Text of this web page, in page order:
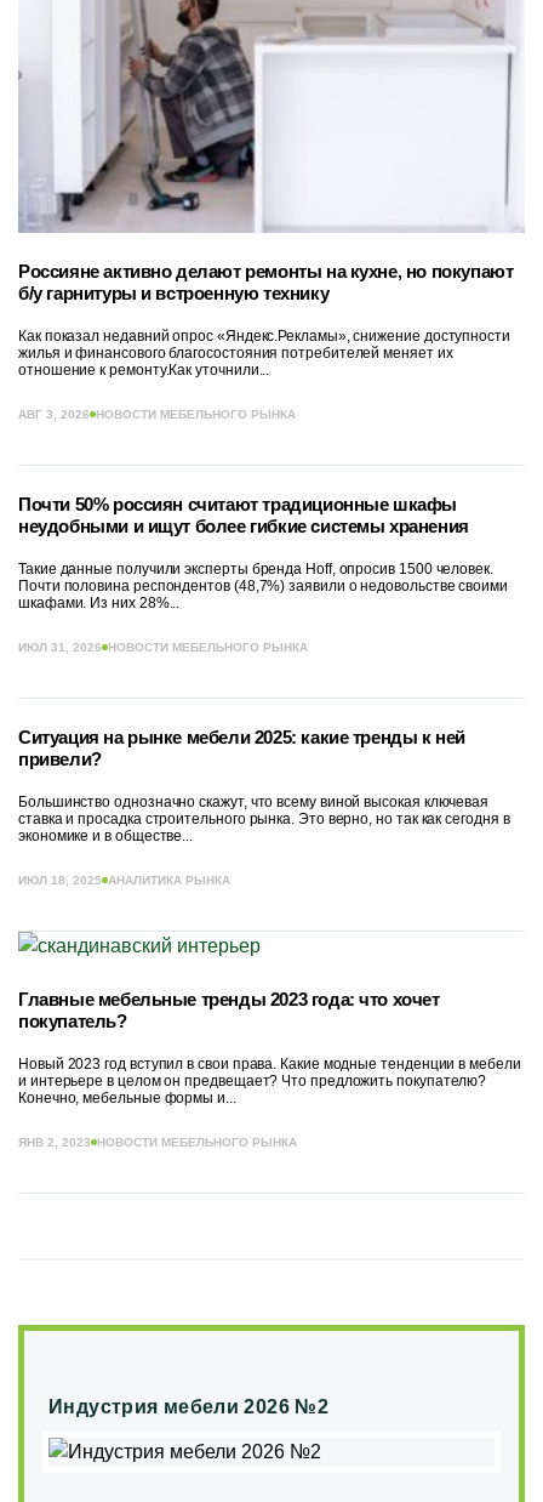
Россияне активно делают ремонты на кухне, но покупают
б/у гарнитуры и встроенную технику
Как показал недавний опрос «Яндекс.Рекламы», снижение доступности
жилья и финансового благосостояния потребителей меняет их
отношение к ремонту.Как уточнили...
АВГ 3, 2026 НОВОСТИ МЕБЕЛЬНОГО РЫНКА
Почти 50% россиян считают традиционные шкафы
неудобными и ищут более гибкие системы хранения
Такие данные получили эксперты бренда Hoff, опросив 1500 человек.
Почти половина респондентов (48,7%) заявили о недовольстве своими
шкафами. Из них 28%...
ИЮЛ 31, 2026 НОВОСТИ МЕБЕЛЬНОГО РЫНКА
Ситуация на рынке мебели 2025: какие тренды к ней
привели?
Большинство однозначно скажут, что всему виной высокая ключевая
ставка и просадка строительного рынка. Это верно, но так как сегодня в
экономике и в обществе...
ИЮЛ 18, 2025 АНАЛИТИКА РЫНКА
Главные мебельные тренды 2023 года: что хочет
покупатель?
Новый 2023 год вступил в свои права. Какие модные тенденции в мебели
и интерьере в целом он предвещает? Что предложить покупателю?
Конечно, мебельные формы и...
ЯНВ 2, 2023 НОВОСТИ МЕБЕЛЬНОГО РЫНКА
Индустрия мебели 2026 №2